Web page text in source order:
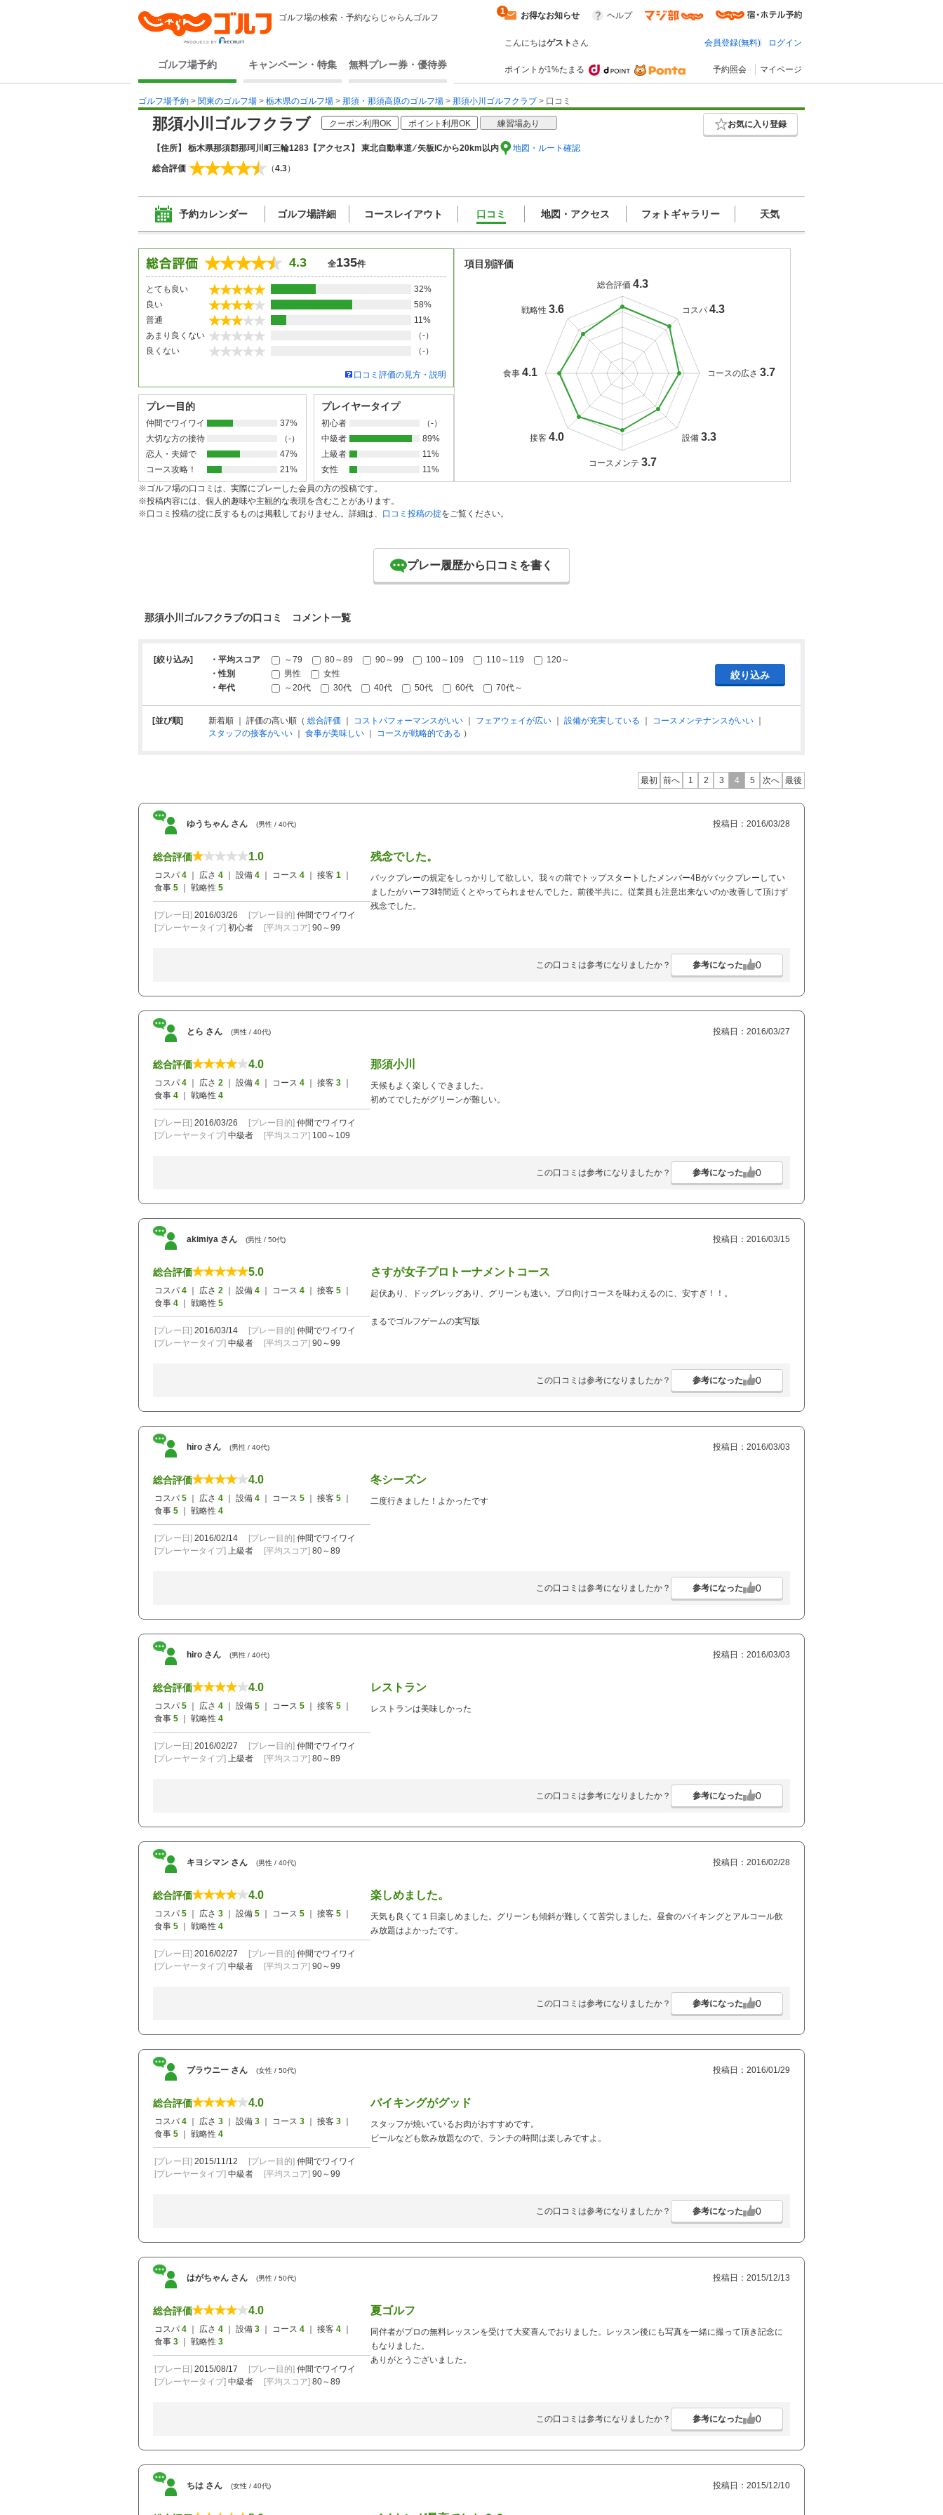
ゴルフ場の検索・予約ならじゃらんゴルフ
ゴルフ場予約 キャンペーン・特集 無料プレー券・優待券
お得なお知らせ
1 ヘルプ
こんにちはゲスト さん 会員登録(無料) ログイン
ポイントが1%たまる 予約照会 マイページ
ゴルフ場予約 > 関東のゴルフ場 > 栃木県のゴルフ場 > 那須・那須高原のゴルフ場 > 那須小川ゴルフクラブ > 口コミ
那須小川ゴルフクラブ クーポン利用OK ポイント利用OK 練習場あり お気に入り登録
【住所】 栃木県那須郡那珂川町三輪1283 【アクセス】 東北自動車道 ⁄ 矢板ICから20km以内 地図・ルート確認
総合評価 （4.3）
予約カレンダー ゴルフ場詳細 コースレイアウト 口コミ 地図・アクセス フォトギャラリー 天気
4.3 全135件
とても良い
32%
良い
58%
普通
11%
あまり良くない
（-）
良くない
（-）
口コミ評価の見方・説明
プレー目的
仲間でワイワイ
37%
大切な方の接待
（-）
恋人・夫婦で
47%
コース攻略！
21%
プレイヤータイプ
初心者
（-）
中級者
89%
上級者
11%
女性
11%
項目別評価
総合評価 4.3
コスパ 4.3
コースの広さ 3.7
設備 3.3
コースメンテ 3.7
接客 4.0
食事 4.1
戦略性 3.6
※ゴルフ場の口コミは、実際にプレーした会員の方の投稿です。
※投稿内容には、個人的趣味や主観的な表現を含むことがあります。
※口コミ投稿の掟に反するものは掲載しておりません。詳細は、 口コミ投稿の掟をご覧ください。
プレー履歴から口コミを書く
那須小川ゴルフクラブの口コミ コメント一覧
[絞り込み] ・平均スコア ～79 80～89 90～99 100～109 110～119
120～
・性別
男性
女性
・年代
～20代 30代 40代 50代 60代 70代～
[並び順] 新着順 ｜ 評価の高い順（ 総合評価 コストパフォーマンスがいい フェアウェイが広い 設備が充実している コースメンテナンスがいい
スタッフの接客がいい
食事が美味しい コースが戦略的である ）
最初 前へ 1 2 3 4 5 次へ 最後
ゆうちゃん さん (男性 / 40代) 投稿日：2016/03/28
総合評価 1.0
コスパ 4 ｜ 広さ 4 ｜ 設備 4 ｜ コース 4 ｜ 接客 1
食事 5 ｜ 戦略性 5
[プレー日] 2016/03/26 [プレー目的] 仲間でワイワイ
[プレーヤータイプ] 初心者 [平均スコア] 90～99
残念でした。
バックプレーの規定をしっかりして欲しい。我々の前でトップスタートしたメンバー4Bがバックプレーしてい
ましたがハーフ3時間近くとやってられませんでした。前後半共に。従業員も注意出来ないのか改善して頂けず
残念でした。
この口コミは参考になりましたか？ 参考になった 0
とら さん (男性 / 40代) 投稿日：2016/03/27
総合評価 4.0
コスパ 4 ｜ 広さ 2 ｜ 設備 4 ｜ コース 4 ｜ 接客 3
食事 4 ｜ 戦略性 4
[プレー日] 2016/03/26 [プレー目的] 仲間でワイワイ
[プレーヤータイプ] 中級者 [平均スコア] 100～109
那須小川
天候もよく楽しくできました。
初めてでしたがグリーンが難しい。
この口コミは参考になりましたか？ 参考になった 0
akimiya さん (男性 / 50代) 投稿日：2016/03/15
総合評価 5.0
コスパ 4 ｜ 広さ 2 ｜ 設備 4 ｜ コース 4 ｜ 接客 5
食事 4 ｜ 戦略性 5
[プレー日] 2016/03/14 [プレー目的] 仲間でワイワイ
[プレーヤータイプ] 中級者 [平均スコア] 90～99
さすが女子プロトーナメントコース
起伏あり、ドッグレッグあり、グリーンも速い。プロ向けコースを味わえるのに、安すぎ！！。
まるでゴルフゲームの実写版
この口コミは参考になりましたか？ 参考になった 0
hiro さん (男性 / 40代) 投稿日：2016/03/03
総合評価 4.0
コスパ 5 ｜ 広さ 4 ｜ 設備 4 ｜ コース 5 ｜ 接客 5
食事 5 ｜ 戦略性 4
[プレー日] 2016/02/14 [プレー目的] 仲間でワイワイ
[プレーヤータイプ] 上級者 [平均スコア] 80～89
冬シーズン
二度行きました！よかったです
この口コミは参考になりましたか？ 参考になった 0
hiro さん (男性 / 40代) 投稿日：2016/03/03
総合評価 4.0
コスパ 5 ｜ 広さ 4 ｜ 設備 5 ｜ コース 5 ｜ 接客 5
食事 5 ｜ 戦略性 4
[プレー日] 2016/02/27 [プレー目的] 仲間でワイワイ
[プレーヤータイプ] 上級者 [平均スコア] 80～89
レストラン
レストランは美味しかった
この口コミは参考になりましたか？ 参考になった 0
キヨシマン さん (男性 / 40代) 投稿日：2016/02/28
総合評価 4.0
コスパ 5 ｜ 広さ 3 ｜ 設備 5 ｜ コース 5 ｜ 接客 5
食事 5 ｜ 戦略性 4
[プレー日] 2016/02/27 [プレー目的] 仲間でワイワイ
[プレーヤータイプ] 中級者 [平均スコア] 90～99
楽しめました。
天気も良くて１日楽しめました。グリーンも傾斜が難しくて苦労しました。昼食のバイキングとアルコール飲
み放題はよかったです。
この口コミは参考になりましたか？ 参考になった 0
ブラウニー さん (女性 / 50代) 投稿日：2016/01/29
総合評価 4.0
コスパ 4 ｜ 広さ 3 ｜ 設備 3 ｜ コース 3 ｜ 接客 3
食事 5 ｜ 戦略性 4
[プレー日] 2015/11/12 [プレー目的] 仲間でワイワイ
[プレーヤータイプ] 中級者 [平均スコア] 90～99
バイキングがグッド
スタッフが焼いているお肉がおすすめです。
ビールなども飲み放題なので、ランチの時間は楽しみですよ。
この口コミは参考になりましたか？ 参考になった 0
はがちゃん さん (男性 / 50代) 投稿日：2015/12/13
総合評価 4.0
コスパ 4 ｜ 広さ 4 ｜ 設備 3 ｜ コース 4 ｜ 接客 4
食事 3 ｜ 戦略性 3
[プレー日] 2015/08/17 [プレー目的] 仲間でワイワイ
[プレーヤータイプ] 中級者 [平均スコア] 80～89
夏ゴルフ
同伴者がプロの無料レッスンを受けて大変喜んでおりました。レッスン後にも写真を一緒に撮って頂き記念に
もなりました。
ありがとうございました。
この口コミは参考になりましたか？ 参考になった 0
ちは さん (女性 / 40代) 投稿日：2015/12/10